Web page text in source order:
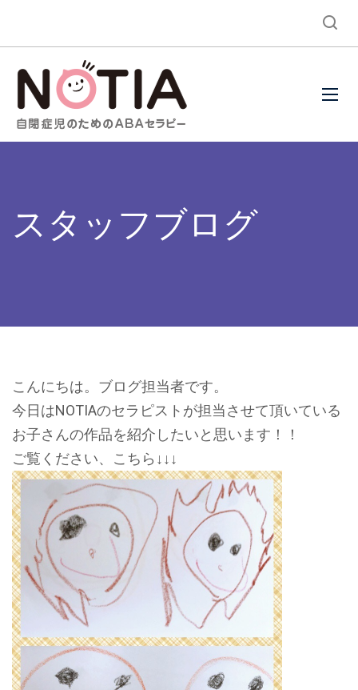
スタッフブログ
こんにちは。ブログ担当者です。
今日はNOTIAのセラピストが担当させて頂いている
お子さんの作品を紹介したいと思います！！
ご覧ください、こちら↓↓↓